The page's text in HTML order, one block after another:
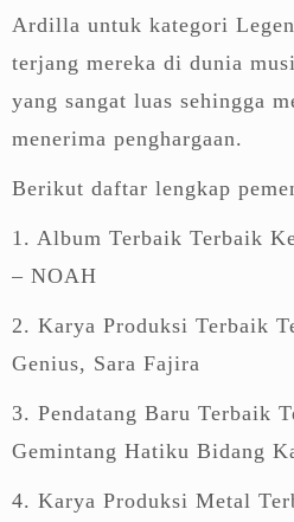
Ardilla untuk kategori
terjang mereka di dunia
yang sangat luas sehingga
menerima penghargaan.
Berikut daftar lengkap
1. Album Terbaik Terbaik
– NOAH
2. Karya Produksi Terbaik
Genius, Sara Fajira
3. Pendatang Baru Terbaik
Gemintang Hatiku Bidang
4. Karya Produksi Metal